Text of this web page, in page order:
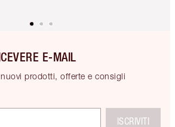
E-MAIL
prodotti, offerte e consigli
ISCRIVITI